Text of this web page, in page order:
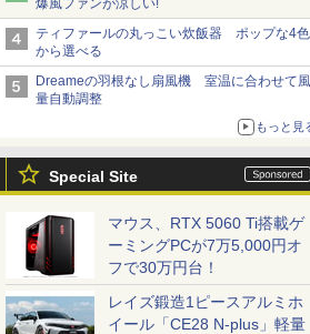
爆風ファンが涼しい!
ティファールの丸っこい炊飯器 ポップな4色
から選べる
Dreameの羽根なし扇風機 室温に合わせて風
量自動調整
もっと見
Special Site
マウス、RTX 5060 Ti搭載ゲ
ーミングPCが7万5,000円オ
フで30万円台！
レイズ鍛造1ピースアルミホ
イール「CE28 N-plus」軽量